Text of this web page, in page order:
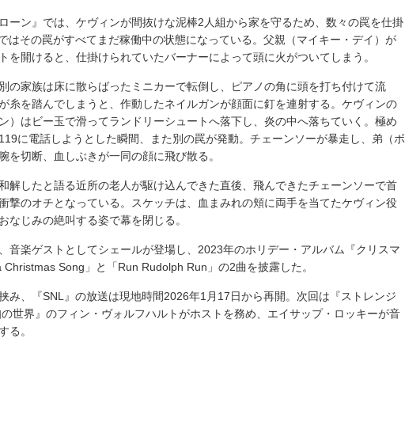
ーン』では、ケヴィンが間抜けな泥棒2人組から家を守るため、数々の罠を仕掛
はその罠がすべてまだ稼働中の状態になっている。父親（マイキー・デイ）が
を開けると、仕掛けられていたバーナーによって頭に火がついてしまう。
の家族は床に散らばったミニカーで転倒し、ピアノの角に頭を打ち付けて流
糸を踏んでしまうと、作動したネイルガンが顔面に釘を連射する。ケヴィンの
）はビー玉で滑ってランドリーシュートへ落下し、炎の中へ落ちていく。極め
に電話しようとした瞬間、また別の罠が発動。チェーンソーが暴走し、弟（ボ
を切断、血しぶきが一同の顔に飛び散る。
解したと語る近所の老人が駆け込んできた直後、飛んできたチェーンソーで首
撃のオチとなっている。スケッチは、血まみれの頬に両手を当てたケヴィン役
なじみの絶叫する姿で幕を閉じる。
音楽ゲストとしてシェールが登場し、2023年のホリデー・アルバム『クリスマ
Christmas Song」と「Run Rudolph Run」の2曲を披露した。
み、『SNL』の放送は現地時間2026年1月17日から再開。次回は『ストレンジ
世界』のフィン・ヴォルフハルトがホストを務め、エイサップ・ロッキーが音
る。